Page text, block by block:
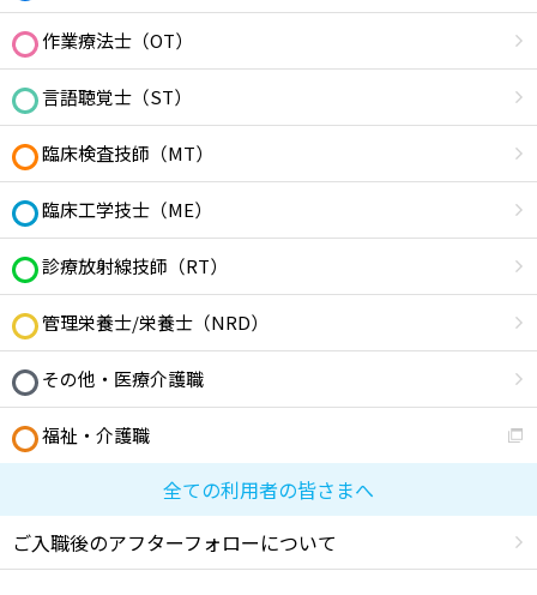
作業療法士（OT）
言語聴覚士（ST）
臨床検査技師（MT）
臨床工学技士（ME）
診療放射線技師（RT）
管理栄養士/栄養士（NRD）
その他・医療介護職
福祉・介護職
全ての利用者の皆さまへ
ご入職後のアフターフォローについて